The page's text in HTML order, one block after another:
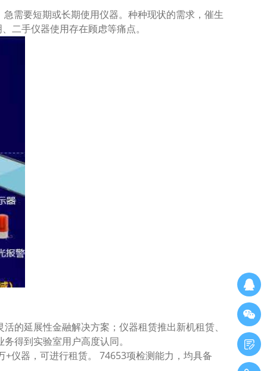
需要短期或长期使用仪器。种种现状的需求，催生
二手仪器使用存在顾虑等痛点。
延展性金融解决方案；仪器租赁推出新机租赁、
得到实验室用户高度认同。
器，可进行租赁。 74653项检测能力，均具备